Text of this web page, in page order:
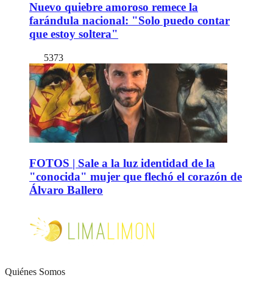
Nuevo quiebre amoroso remece la
farándula nacional: "Solo puedo contar
que estoy soltera"
5373
FOTOS | Sale a la luz identidad de la
"conocida" mujer que flechó el corazón de
Álvaro Ballero
Quiénes Somos